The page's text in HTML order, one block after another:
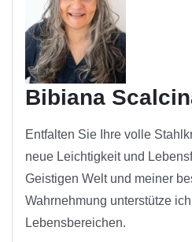
Bibiana
Entfalten Sie Ihre volle
neue Leichtigkeit und
Geistigen Welt und meiner
Wahrnehmung unterstütze
Lebensbereichen.